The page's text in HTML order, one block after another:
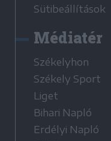
Sütibeállítások
Médiatér
Székelyhon
Székely Sport
Liget
Bihari Napló
Erdélyi Napló